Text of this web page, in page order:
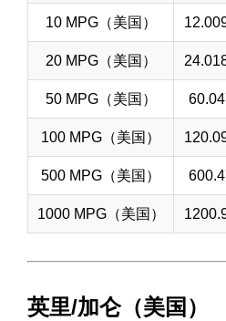
10 MPG（美国）
20 MPG（美国）
50 MPG（美国）
100 MPG（美国）
500 MPG（美国）
1000 MPG（美国）
英里/加仑（美国）